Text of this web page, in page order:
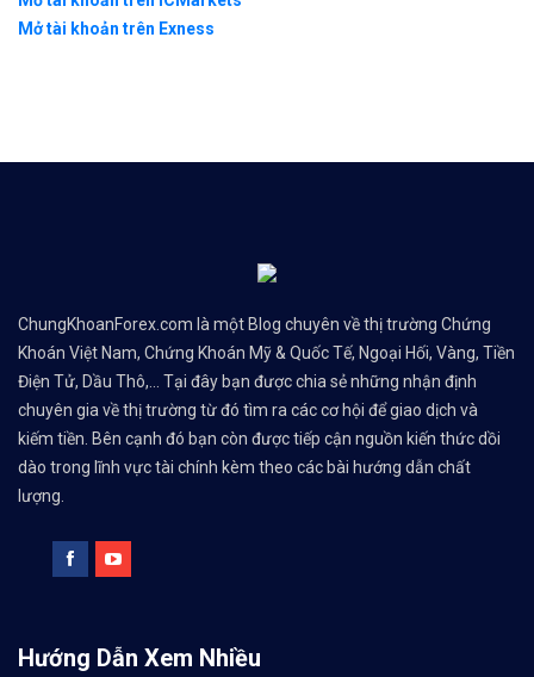
Mở tài khoản trên Exness
ChungKhoanForex.com là một Blog chuyên về thị trường Chứng
Khoán Việt Nam, Chứng Khoán Mỹ & Quốc Tế, Ngoại Hối, Vàng, Tiền
Điện Tử, Dầu Thô,... Tại đây bạn được chia sẻ những nhận định
chuyên gia về thị trường từ đó tìm ra các cơ hội để giao dịch và
kiếm tiền. Bên cạnh đó bạn còn được tiếp cận nguồn kiến thức dồi
dào trong lĩnh vực tài chính kèm theo các bài hướng dẫn chất
lượng.
Hướng Dẫn Xem Nhiều